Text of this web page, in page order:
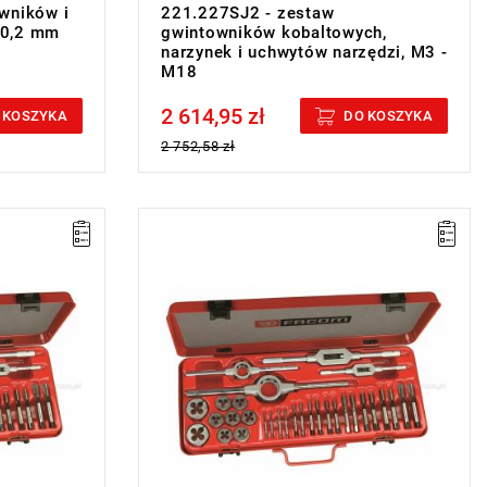
i
mm
KOSZYKA
221.227SJ2 - zestaw
gwintowników kobaltowych,
narzynek i uchwytów narzędzi, M3 -
M18
Price tax included
2 614,95 zł
2 752,58 zł
DO KOSZYKA
Masa: 3100 g